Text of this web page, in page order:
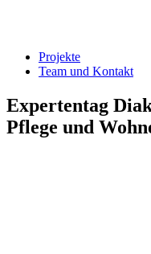
Projekte
Team und Kontakt
Expertentag
Pflege und